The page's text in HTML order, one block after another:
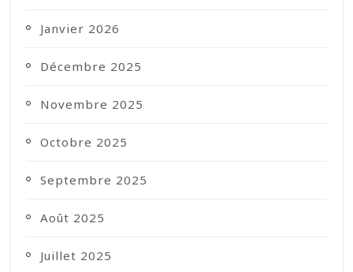
Janvier 2026
Décembre 2025
Novembre 2025
Octobre 2025
Septembre 2025
Août 2025
Juillet 2025